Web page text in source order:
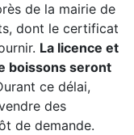
de la mairie de
dont le certificat
La licence et
boissons seront
ce délai,
des
de demande.